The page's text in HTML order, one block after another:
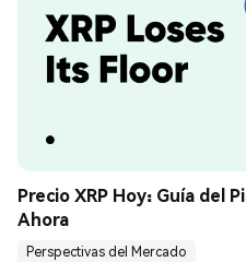
Precio XRP Hoy: Guía del
Ahora
Perspectivas del Mercado